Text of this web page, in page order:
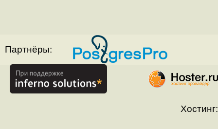
Партнёры:
Хостинг: